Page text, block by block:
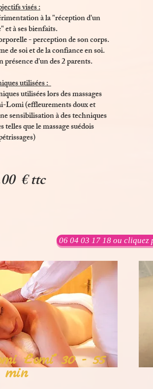
visés :
à la "réception d'un
et à ses bienfaits.
- perception de son corps.
de soi et de la confiance en soi.
présence d'un des 2 parents.
utilisées :
utilisées lors des massages
(effleurements doux et
sensibilisation à des techniques
telles que le massage suédois
€ ttc
06 04 03 17 18 ou cliquez
Lomi" 30 - 55
min